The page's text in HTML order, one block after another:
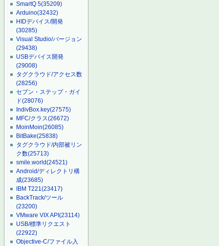
SmartQ 5(35209)
Arduino(32432)
HIDデバイス/開発
(30285)
Visual Studio/バージョン
(29438)
USBデバイス開発
(29008)
タグクラウド/アクセス数
(28256)
セブン・ステップ・ガイ
ド(28076)
IndivBox.key(27575)
MFC/クラス(26672)
MoinMoin(26085)
BitBake(25838)
タグクラウド/内部被リン
ク数(25713)
smile.world(24521)
Android/ディレクトリ構
成(23685)
IBM T221(23417)
BackTrack/ツール
(23200)
VMware VIX API(23114)
USB/標準リクエスト
(22922)
Objective-C/ファイル入